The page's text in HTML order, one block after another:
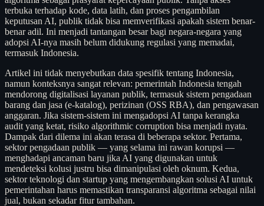
terbuka terhadap kode, data latih, dan proses pengambilan
keputusan AI, publik tidak bisa memverifikasi apakah sistem benar-
benar adil. Ini menjadi tantangan besar bagi negara-negara yang
adopsi AI-nya masih belum didukung regulasi yang memadai,
termasuk Indonesia.
Artikel ini tidak menyebutkan data spesifik tentang Indonesia,
namun konteksnya sangat relevan: pemerintah Indonesia tengah
mendorong digitalisasi layanan publik, termasuk sistem pengadaan
barang dan jasa (e-katalog), perizinan (OSS RBA), dan pengawasan
anggaran. Jika sistem-sistem ini mengadopsi AI tanpa kerangka
audit yang ketat, risiko algorithmic corruption bisa menjadi nyata.
Dampak dari dilema ini akan terasa di beberapa sektor. Pertama,
sektor pengadaan publik — yang selama ini rawan korupsi —
menghadapi ancaman baru jika AI yang digunakan untuk
mendeteksi kolusi justru bisa dimanipulasi oleh oknum. Kedua,
sektor teknologi dan startup yang mengembangkan solusi AI untuk
pemerintahan harus memastikan transparansi algoritma sebagai nilai
jual, bukan sekadar fitur tambahan.